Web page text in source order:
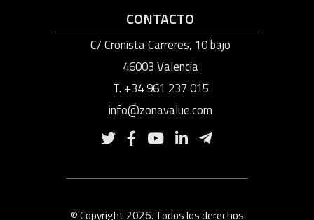
CONTACTO
C/ Cronista Carreres, 10 bajo
46003 Valencia
T. +34 961 237 015
info@zonavalue.com
© Copyright 2026. Todos los derechos